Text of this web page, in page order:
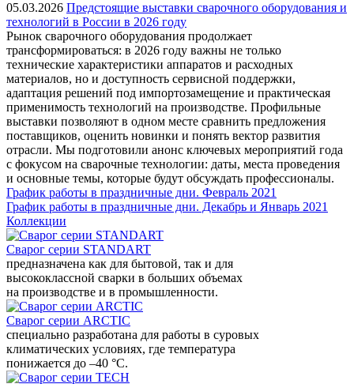
05.03.2026 Предстоящие выставки сварочного оборудования и
технологий в России в 2026 году
Рынок сварочного оборудования продолжает
трансформироваться: в 2026 году важны не только
технические характеристики аппаратов и расходных
материалов, но и доступность сервисной поддержки,
адаптация решений под импортозамещение и практическая
применимость технологий на производстве. Профильные
выставки позволяют в одном месте сравнить предложения
поставщиков, оценить новинки и понять вектор развития
отрасли. Мы подготовили анонс ключевых мероприятий года
с фокусом на сварочные технологии: даты, места проведения
и основные темы, которые будут обсуждать профессионалы.
График работы в праздничные дни. Февраль 2021
График работы в праздничные дни. Декабрь и Январь 2021
Коллекции
Сварог серии STANDART
предназначена как для бытовой, так и для
высококлассной сварки в больших объемах
на производстве и в промышленности.
Сварог серии ARCTIC
специально разработана для работы в суровых
климатических условиях, где температура
понижается до –40 °С.